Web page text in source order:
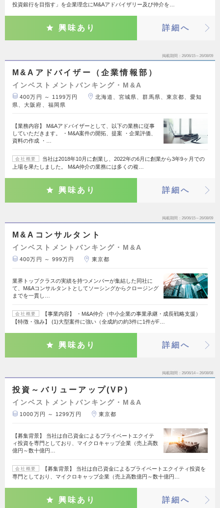
投資銀行を目指す」を企業理念にM&Aアドバイザリー及び仲介を…
興味あり 詳細へ
掲載期間 26/06/15～26/08/09
M&Aアドバイザー（企業情報部）
インベストメントバンキング・M&A
400万円 ～ 1199万円
北海道、宮城県、群馬県、東京都、愛知
県、大阪府、福岡県
【業務内容】 M&Aアドバイザーとして、以下の業務に従事
していただきます。 ・M&A案件の開拓、提案 ・企業評価、
資料の作成 ・…
会社概要
当社は2018年10月に創業し、2022年の6月に創業から3年9ヶ月での
上場を果たしました。 M&A仲介の業務には多くの複…
興味あり 詳細へ
掲載期間 26/06/15～26/08/09
M&Aコンサルタント
インベストメントバンキング・M&A
400万円 ～ 999万円 東京都
業界トップクラスの実績を持つメンバーが集結した同社に
て、M&Aコンサルタントとしてソーシングからクロージング
までを一貫し…
会社概要
【事業内容】 ・M&A仲介（中小企業の事業承継・成長戦略支援）
【特徴・強み】 (1)大型案件に強い（全成約の約3件に1件がF…
興味あり 詳細へ
掲載期間 26/06/14～26/08/08
投資～バリューアップ(VP)
インベストメントバンキング・M&A
1000万円 ～ 1299万円 東京都
【募集背景】 当社は自己資金によるプライベートエクイテ
ィ投資を専門としており、マイクロキャップ企業（売上高数
億円～数十億円…
会社概要
【募集背景】 当社は自己資金によるプライベートエクイティ投資を
専門としており、マイクロキャップ企業（売上高数億円～数十億円…
興味あり 詳細へ